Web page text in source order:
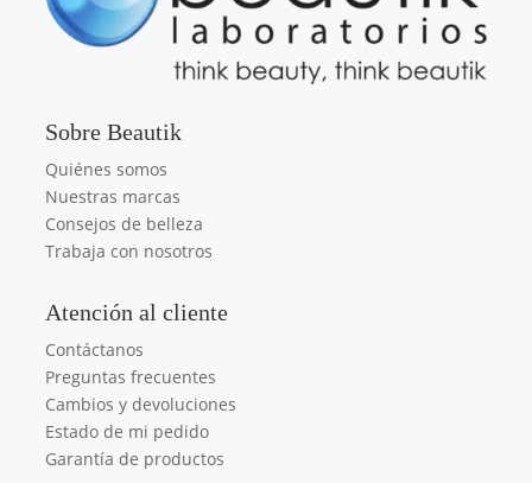
Sobre Beautik
Quiénes somos
Nuestras marcas
Consejos de belleza
Trabaja con nosotros
Atención al cliente
Contáctanos
Preguntas frecuentes
Cambios y devoluciones
Estado de mi pedido
Garantía de productos